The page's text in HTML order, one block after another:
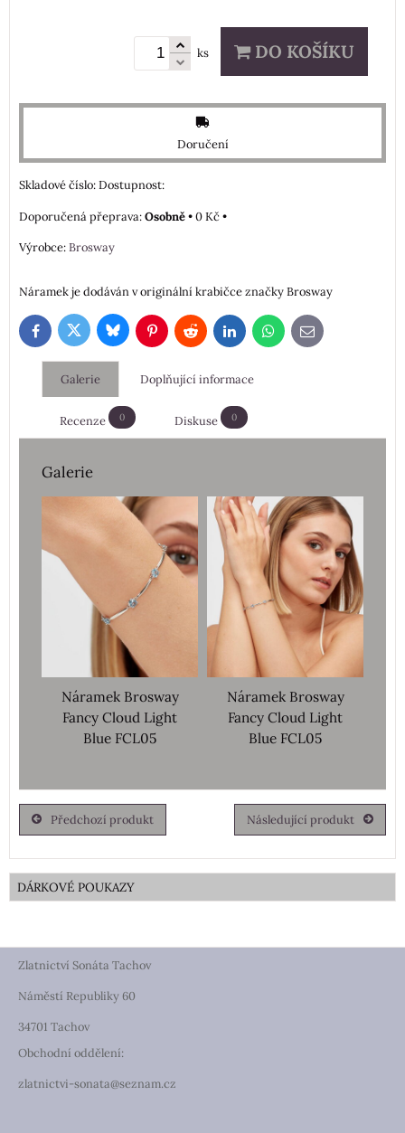
ks DO KOŠÍKU
Doručení
Skladové číslo:Dostupnost:
Osobně•0 Kč•
Výrobce:Brosway
Náramek je dodáván v originální krabičce značky Brosway
FacebookTwitterBlueskyPinterestRedditLinkedInWhatsApp
E-
mail
Galerie Doplňující informace
Recenze 0 Diskuse 0
Galerie
Náramek Brosway
Fancy Cloud Light
Blue FCL05
Náramek Brosway
Fancy Cloud Light
Blue FCL05
Předchozí produkt Následující produkt
DÁRKOVÉ POUKAZY
Zlatnictví Sonáta Tachov
Náměstí Republiky 60
34701 Tachov
Obchodní oddělení:
zlatnictvi-sonata@seznam.cz